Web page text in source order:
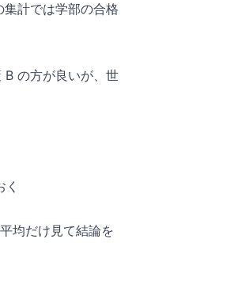
計では学部の合格
B の方が良いが、世
均だけ見て結論を